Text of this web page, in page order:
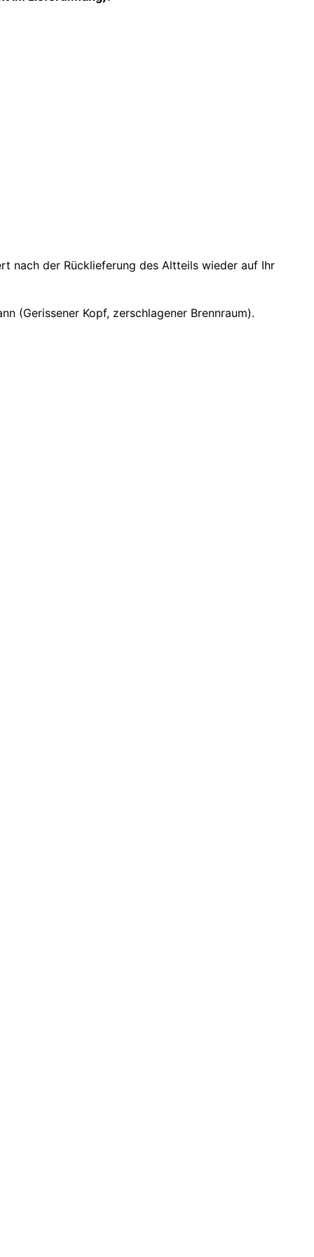
nach der Rücklieferung des Altteils wieder auf Ihr
(Gerissener Kopf, zerschlagener Brennraum).